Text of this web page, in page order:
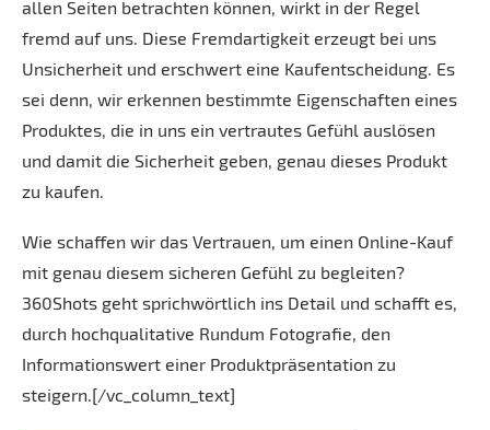
allen Seiten betrachten können, wirkt in der Regel
fremd auf uns. Diese Fremdartigkeit erzeugt bei uns
Unsicherheit und erschwert eine Kaufentscheidung. Es
sei denn, wir erkennen bestimmte Eigenschaften eines
Produktes, die in uns ein vertrautes Gefühl auslösen
und damit die Sicherheit geben, genau dieses Produkt
zu kaufen.
Wie schaffen wir das Vertrauen, um einen Online-Kauf
mit genau diesem sicheren Gefühl zu begleiten?
360Shots geht sprichwörtlich ins Detail und schafft es,
durch hochqualitative Rundum Fotografie, den
Informationswert einer Produktpräsentation zu
steigern.[/vc_column_text]